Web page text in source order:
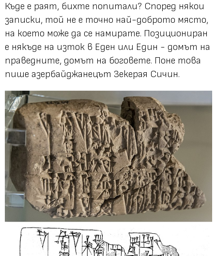
Къде е раят, бихте попитали? Според някои
записки, той не е точно най-доброто място,
на което може да се намирате. Позициониран
е някъде на изток в Еден или Един - домът на
праведните, домът на боговете. Поне това
пише азербайджанецът Зекерая Сичин.